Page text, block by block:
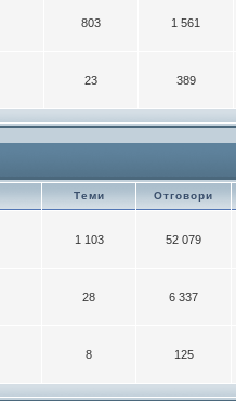
803 1 561
23 389
Теми Отговори
1 103 52 079
28 6 337
8 125